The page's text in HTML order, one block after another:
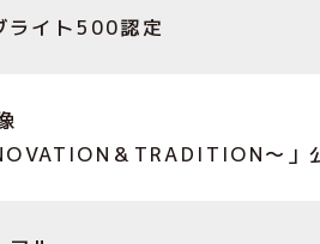
ライト500認定
＆TRADITION〜」